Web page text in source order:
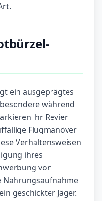
ein ausgeprägtes
während
ihr Revier
Flugmanöver
Verhaltensweisen
ihres
von
Nahrungsaufnahme
geschickter Jäger.